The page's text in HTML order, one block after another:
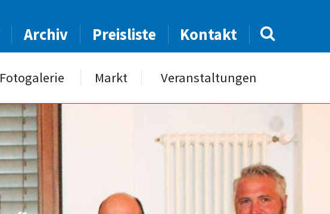
Archiv Preisliste Kontakt
Fotogalerie Markt Veranstaltungen